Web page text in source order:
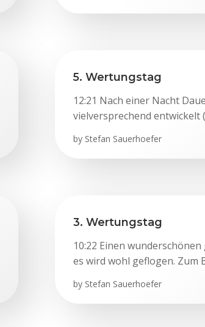
5. Wertungstag
12:21 Nach einer Nacht
vielversprechend entwickelt
by Stefan Sauerhoefer
3. Wertungstag
10:22 Einen
es wird wohl geflogen.
by Stefan Sauerhoefer